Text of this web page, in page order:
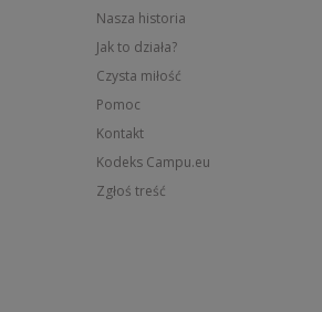
Nasza historia
Jak to działa?
Czysta miłość
Pomoc
Kontakt
Kodeks Campu.eu
Zgłoś treść